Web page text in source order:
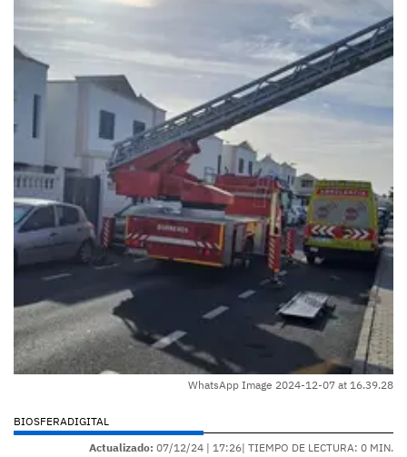
WhatsApp Image 2024-12-07 at 16.39.28
BIOSFERADIGITAL
Actualizado: 07/12/24 | 17:26| TIEMPO DE LECTURA: 0 MIN.